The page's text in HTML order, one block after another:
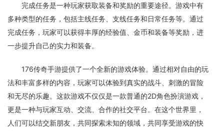
完成任务是一种玩家获取装备和奖励的重要途径。游戏中有
多种类型的任务，包括主线任务、支线任务和日常任务等。通过
完成任务，玩家可以获得丰厚的经验值、金币和装备等奖励，进
一步提升自己的实力和装备。
176传奇手游提供了一个全新的游戏体验。通过相对自由的玩
法和丰富多样的内容，玩家可以体验到真实的战斗、刺激的冒险
和无尽的乐趣。这款游戏不仅仅是一款普通的2D角色扮演游戏，
更是一种与玩家互动、交流、合作的社交平台。在这个世界里，
人们可以结交新朋友，共同探索未知的领域，共同享受游戏的快